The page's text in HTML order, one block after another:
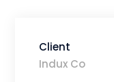
Client
Indux Co